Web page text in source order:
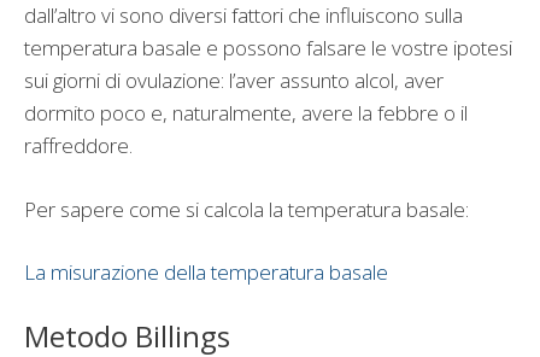
dall’altro vi sono diversi fattori che influiscono sulla
temperatura basale e possono falsare le vostre ipotesi
sui giorni di ovulazione: l’aver assunto alcol, aver
dormito poco e, naturalmente, avere la febbre o il
raffreddore.
Per sapere come si calcola la temperatura basale:
La misurazione della temperatura basale
Metodo Billings